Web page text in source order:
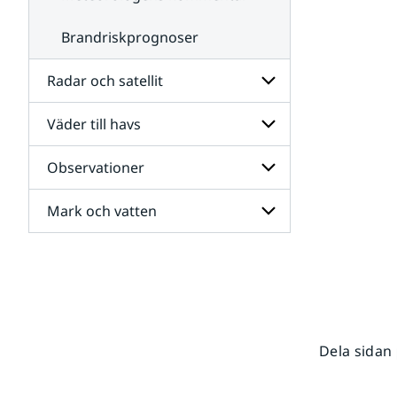
Brandriskprognoser
Radar och satellit
Undersidor
för
Radar
och
satellit
Väder till havs
Undersidor
för
Väder
till
havs
Observationer
Undersidor
för
Mark och vatten
Dela sidan